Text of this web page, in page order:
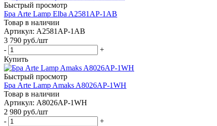
Быстрый просмотр
Бра Arte Lamp Elba A2581AP-1AB
Товар в наличии
Артикул: A2581AP-1AB
3 790 руб./шт
-
+
Купить
Быстрый просмотр
Бра Arte Lamp Amaks A8026AP-1WH
Товар в наличии
Артикул: A8026AP-1WH
2 980 руб./шт
-
+